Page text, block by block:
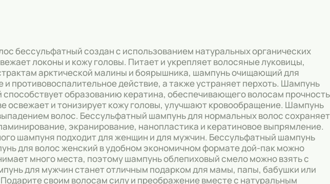
бессульфатный создан с использованием натуральных органических
локоны и кожу головы. Питает и укрепляет волосяные луковицы,
арктической малины и боярышника, шампунь очищающий для
противовоспалительное действие, а также устраняет перхоть. Шампунь
образованию кератина, обеспечивающего волосам прочность
освежает и тонизирует кожу головы, улучшают кровообращение. Шампунь
волос. Бессульфатный шампунь для нормальных волос сохраняет
экранирование, нанопластика и кератиновое выпрямление.
шампуня подходит для женщин и для мужчин. Бессульфатный шампунь
для волос женский в удобном экономичном формате дой-пак можно
много места, поэтому шампунь облепиховый смело можно взять с
для мужчин станет отличным подарком для мамы, папы, бабушки или
своим волосам силу и преображение вместе с натуральным